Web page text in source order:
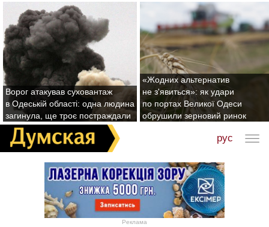
Ворог атакував суховантаж
в Одеській області: одна людина
загинула, ще троє постраждали
«Жодних альтернатив
не з'явиться»: як удари
по портах Великої Одеси
обрушили зерновий ринок
рус
Реклама